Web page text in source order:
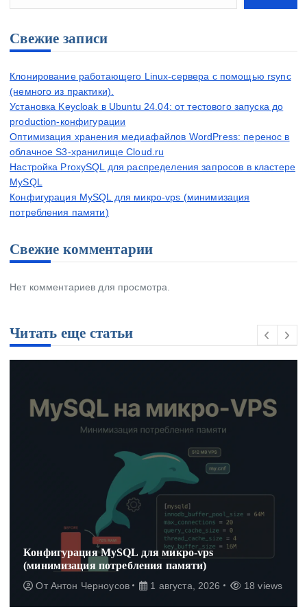
Свежие записи
Клонирование работающего Linux-сервера с помощью rsync
(немного из практики).
Установка Keycloak в Ubuntu 24.04: от тестового запуска до
production-конфигурации
Оптимизация хранения медиафайлов WordPress: перенос в
облачное S3-хранилище Cloud.ru
Настройка ProxySQL для распределения запросов в кластере
MySQL
Конфигурация MySQL для микро-vps (минимизация
потребления памяти)
Свежие комментарии
Нет комментариев для просмотра.
Читать еще статьи
Конфигурация MySQL для микро-vps
(минимизация потребления памяти)
От Антон Черноусов 1 августа, 2026 18 views